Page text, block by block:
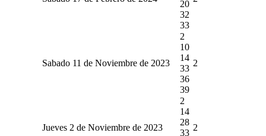
20
32
33
Sabado 11 de Noviembre de 2023
2
10
14
33
36
39
2
Jueves 2 de Noviembre de 2023
2
14
28
33
2